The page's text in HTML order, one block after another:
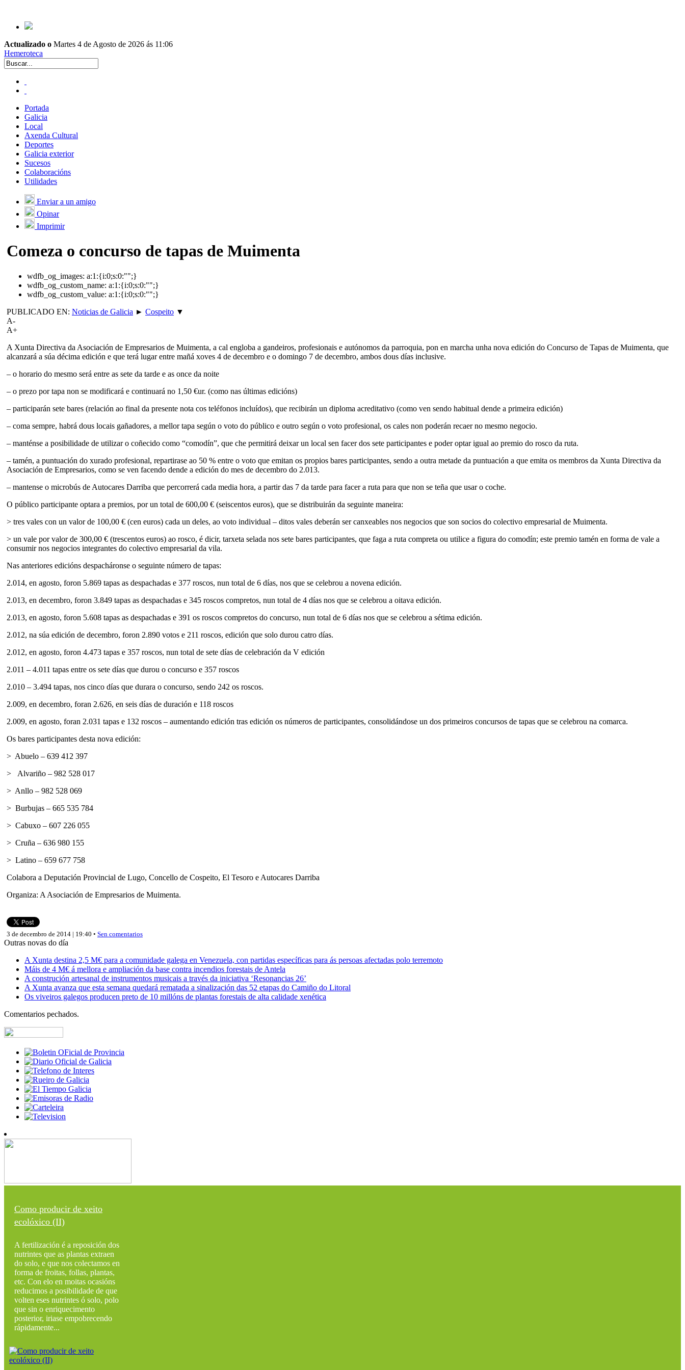
Actualizado o Martes 4 de Agosto de 2026 ás 11:06
Hemeroteca
Portada
Galicia
Local
Axenda Cultural
Deportes
Galicia exterior
Sucesos
Colaboracións
Utilidades
Enviar a un amigo
Opinar
Imprimir
Comeza o concurso de tapas de Muimenta
wdfb_og_images: a:1:{i:0;s:0:"";}
wdfb_og_custom_name: a:1:{i:0;s:0:"";}
wdfb_og_custom_value: a:1:{i:0;s:0:"";}
PUBLICADO EN: Noticias de Galicia ► Cospeito ▼
A-
A+
A Xunta Directiva da Asociación de Empresarios de Muimenta, a cal engloba a gandeiros, profesionais e autónomos da parroquia, pon en marcha unha nova edición do Concurso de Tapas de Muimenta, que
alcanzará a súa décima edición e que terá lugar entre mañá xoves 4 de decembro e o domingo 7 de decembro, ambos dous días inclusive.
– o horario do mesmo será entre as sete da tarde e as once da noite
– o prezo por tapa non se modificará e continuará no 1,50 €ur. (como nas últimas edicións)
– participarán sete bares (relación ao final da presente nota cos teléfonos incluídos), que recibirán un diploma acreditativo (como ven sendo habitual dende a primeira edición)
– coma sempre, habrá dous locais gañadores, a mellor tapa según o voto do público e outro según o voto profesional, os cales non poderán recaer no mesmo negocio.
– manténse a posibilidade de utilizar o coñecido como “comodín”, que che permitirá deixar un local sen facer dos sete participantes e poder optar igual ao premio do rosco da ruta.
– tamén, a puntuación do xurado profesional, repartirase ao 50 % entre o voto que emitan os propios bares participantes, sendo a outra metade da puntuación a que emita os membros da Xunta Directiva da
Asociación de Empresarios, como se ven facendo dende a edición do mes de decembro do 2.013.
– mantense o microbús de Autocares Darriba que percorrerá cada media hora, a partir das 7 da tarde para facer a ruta para que non se teña que usar o coche.
O público participante optara a premios, por un total de 600,00 € (seiscentos euros), que se distribuirán da seguinte maneira:
> tres vales con un valor de 100,00 € (cen euros) cada un deles, ao voto individual – ditos vales deberán ser canxeables nos negocios que son socios do colectivo empresarial de Muimenta.
> un vale por valor de 300,00 € (trescentos euros) ao rosco, é dicir, tarxeta selada nos sete bares participantes, que faga a ruta compreta ou utilice a figura do comodín; este premio tamén en forma de vale a
consumir nos negocios integrantes do colectivo empresarial da vila.
Nas anteriores edicións despacháronse o seguinte número de tapas:
2.014, en agosto, foron 5.869 tapas as despachadas e 377 roscos, nun total de 6 días, nos que se celebrou a novena edición.
2.013, en decembro, foron 3.849 tapas as despachadas e 345 roscos compretos, nun total de 4 días nos que se celebrou a oitava edición.
2.013, en agosto, foron 5.608 tapas as despachadas e 391 os roscos compretos do concurso, nun total de 6 días nos que se celebrou a sétima edición.
2.012, na súa edición de decembro, foron 2.890 votos e 211 roscos, edición que solo durou catro días.
2.012, en agosto, foron 4.473 tapas e 357 roscos, nun total de sete días de celebración da V edición
2.011 – 4.011 tapas entre os sete días que durou o concurso e 357 roscos
2.010 – 3.494 tapas, nos cinco días que durara o concurso, sendo 242 os roscos.
2.009, en decembro, foran 2.626, en seis días de duración e 118 roscos
2.009, en agosto, foran 2.031 tapas e 132 roscos – aumentando edición tras edición os números de participantes, consolidándose un dos primeiros concursos de tapas que se celebrou na comarca.
Os bares participantes desta nova edición:
> Abuelo – 639 412 397
> Alvariño – 982 528 017
> Anllo – 982 528 069
> Burbujas – 665 535 784
> Cabuxo – 607 226 055
> Cruña – 636 980 155
> Latino – 659 677 758
Colabora a Deputación Provincial de Lugo, Concello de Cospeito, El Tesoro e Autocares Darriba
Organiza: A Asociación de Empresarios de Muimenta.
3 de decembro de 2014 | 19:40 • Sen comentarios
Outras novas do día
A Xunta destina 2,5 M€ para a comunidade galega en Venezuela, con partidas específicas para ás persoas afectadas polo terremoto
Máis de 4 M€ á mellora e ampliación da base contra incendios forestais de Antela
A construción artesanal de instrumentos musicais a través da iniciativa ‘Resonancias 26’
A Xunta avanza que esta semana quedará rematada a sinalización das 52 etapas do Camiño do Litoral
Os viveiros galegos producen preto de 10 millóns de plantas forestais de alta calidade xenética
Comentarios pechados.
Como producir de xeito
ecolóxico (II)
A fertilización é a reposición dos
nutrintes que as plantas extraen
do solo, e que nos colectamos en
forma de froitas, follas, plantas,
etc. Con elo en moitas ocasións
reducimos a posibilidade de que
volten eses nutrintes ó solo, polo
que sin o enriquecimento
posterior, iriase empobrecendo
rápidamente...